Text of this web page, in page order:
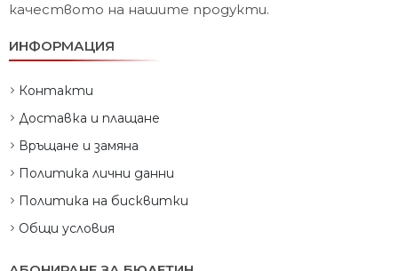
качеството на нашите продукти.
ИНФОРМАЦИЯ
Контакти
Доставка и плащане
Връщане и замяна
Политика лични данни
Политика на бисквитки
Общи условия